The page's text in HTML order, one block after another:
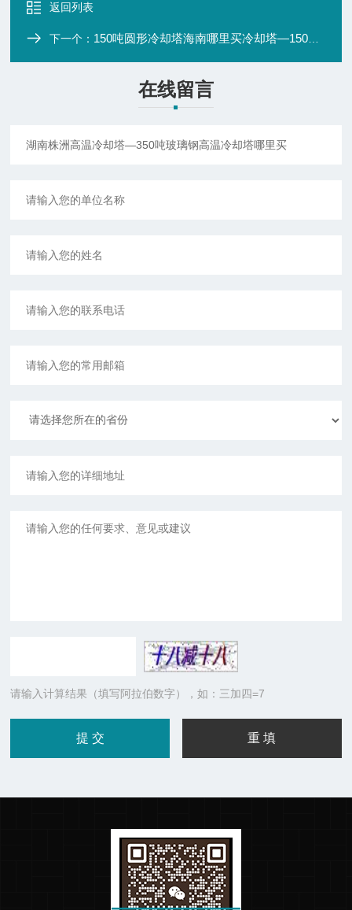
返回列表
下一个： 150吨圆形冷却塔海南哪里买冷却塔—150吨玻璃钢冷却塔塔厂家
在线留言
请输入计算结果（填写阿拉伯数字），如：三加四=7